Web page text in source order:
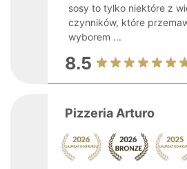
sosy to tylko niektóre z
czynników, które
wyborem ...
8.5
Pizzeria Arturo